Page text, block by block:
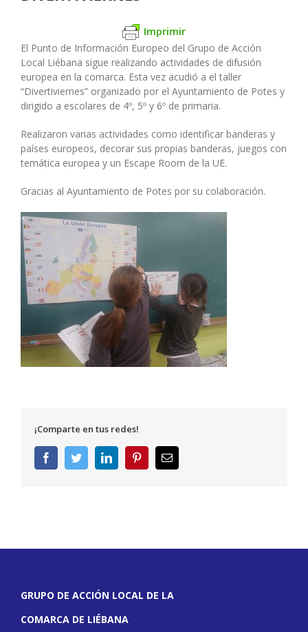
Imprimir
El Punto de Información Europeo del Grupo de Acción
Local Liébana sigue realizando actividades de difusión
europea en la comarca. Esta vez acudió a el taller
“Divertiviernes” organizado por el Ayuntamiento de Potes y
dirigido a escolares de 4º, 5º y 6º de primaria.
Realizaron varias actividades como identificar banderas y
países europeos, decorar sus propias banderas, juegos con
temática europea y un Escape Room de la UE.
Gracias al Ayuntamiento de Potes por su colaboración.
¡Comparte en tus redes!
FacebookTwitterLinkedInPinterestCorreo
electrónico
GRUPO DE ACCIÓN LOCAL DE LA
COMARCA DE LIÉBANA